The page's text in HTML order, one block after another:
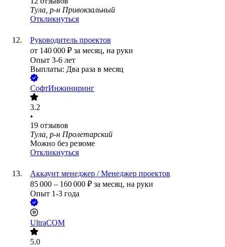
Тула, р-н Привокзальный
Откликнуться
Руководитель проектов
от 140 000 ₽ за месяц, на руки
Опыт 3-6 лет
Выплаты: Два раза в месяц
СофтИнжиниринг
3.2
•
19 отзывов
Тула, р-н Пролетарский
Можно без резюме
Откликнуться
Аккаунт менеджер / Менеджер проектов
85 000 – 160 000 ₽ за месяц, на руки
Опыт 1-3 года
UltraCOM
5.0